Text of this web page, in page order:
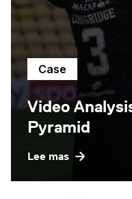
Case
Video
Pyramid
Lee mas